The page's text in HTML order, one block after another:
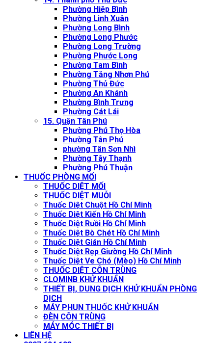
Phường Hiệp Bình
Phường Linh Xuân
Phường Long Bình
Phường Long Phước
Phường Long Trường
Phường Phước Long
Phường Tam Bình
Phường Tăng Nhơn Phú
Phường Thủ Đức
Phường An Khánh
Phường Bình Trưng
Phường Cát Lái
15. Quận Tân Phú
Phường Phú Thọ Hòa
Phường Tân Phú
phường Tân Sơn Nhì
Phường Tây Thạnh
Phường Phú Thuận
THUỐC PHÒNG MỐI
THUỐC DIỆT MỐI
THUỐC DIỆT MUỖI
Thuốc Diệt Chuột Hồ Chí Minh
Thuốc Diệt Kiến Hồ Chí Minh
Thuốc Diệt Ruồi Hồ Chí Minh
Thuốc Diệt Bò Chét Hồ Chí Minh
Thuốc Diệt Gián Hồ Chí Minh
Thuốc Diệt Rẹp Giường Hồ Chí Minh
Thuốc Diệt Ve Chó (Mèo) Hồ Chí Minh
THUỐC DIỆT CÔN TRÙNG
CLOMINB KHỬ KHUẨN
THIẾT BỊ, DUNG DỊCH KHỬ KHUẨN PHÒNG
DỊCH
MÁY PHUN THUỐC KHỬ KHUẨN
ĐÈN CÔN TRÙNG
MÁY MÓC THIẾT BỊ
LIÊN HỆ